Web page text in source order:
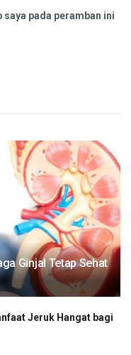
pada peramban ini
Ginjal Tetap Sehat
Jeruk Hangat bagi